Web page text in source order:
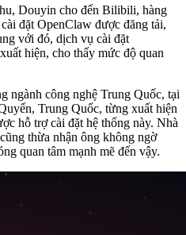
Douyin cho đến Bilibili, hàng
đặt OpenClaw được đăng tải,
với đó, dịch vụ cài đặt
hiện, cho thấy mức độ quan
ngành công nghệ Trung Quốc, tại
Trung Quốc, từng xuất hiện
hỗ trợ cài đặt hệ thống này. Nhà
thừa nhận ông không ngờ
quan tâm mạnh mẽ đến vậy.